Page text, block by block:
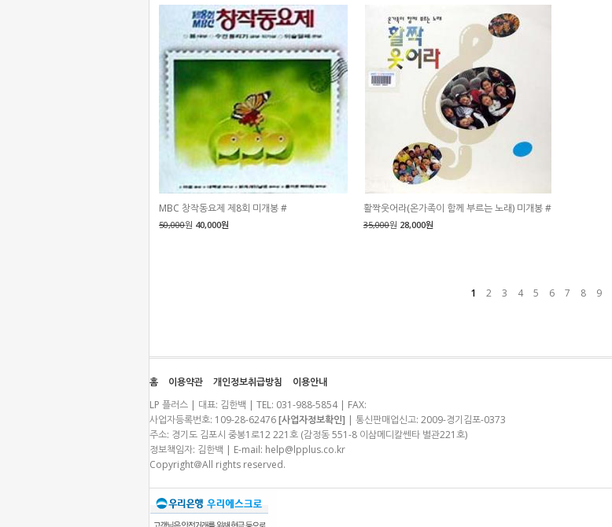
MBC 창작동요제 제8회 미개봉 #
50,000원 40,000원
활짝웃어라(온가족이 함께 부르는 노래) 미개봉 #
35,000원 28,000원
1 2 3 4 5 6 7 8 9
홈 이용약관 개인정보취급방침
이용안내
LP 플러스 | 대표: 김한백 | TEL: 031-988-5854 | FAX:
사업자등록번호: 109-28-62476[사업자정보확인] | 통신판매업신고: 2009-경기김포-0373
주소: 경기도 김포시 중봉1로12 221호 (감정동 551-8 이삼메디칼쎈타 별관221호)
정보책임자: 김한백 | E-mail: help@lpplus.co.kr
Copyright＠All rights reserved.